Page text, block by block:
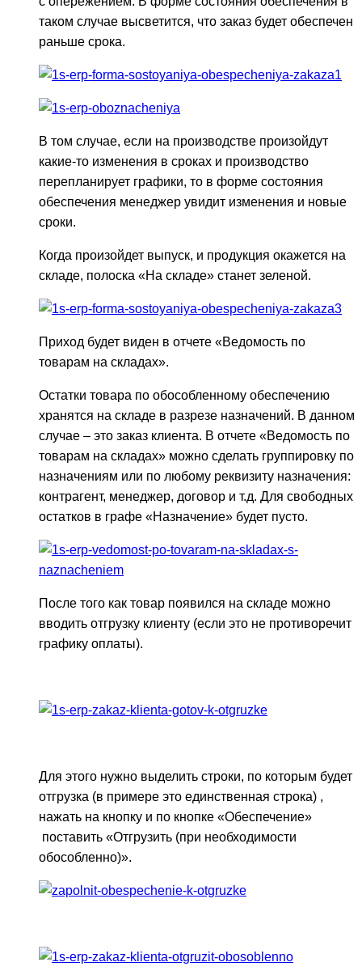
таком случае высветится, что заказ будет обеспечен
раньше срока.
В том случае, если на производстве произойдут
какие-то изменения в сроках и производство
перепланирует графики, то в форме состояния
обеспечения менеджер увидит изменения и новые
сроки.
Когда произойдет выпуск, и продукция окажется на
складе, полоска «На складе» станет зеленой.
Приход будет виден в отчете «Ведомость по
товарам на складах».
Остатки товара по обособленному обеспечению
хранятся на складе в разрезе назначений. В данном
случае – это заказ клиента. В отчете «Ведомость по
товарам на складах» можно сделать группировку по
назначениям или по любому реквизиту назначения:
контрагент, менеджер, договор и т.д. Для свободных
остатков в графе «Назначение» будет пусто.
После того как товар появился на складе можно
вводить отгрузку клиенту (если это не противоречит
графику оплаты).
Для этого нужно выделить строки, по которым будет
отгрузка (в примере это единственная строка) ,
нажать на кнопку и по кнопке «Обеспечение»
поставить «Отгрузить (при необходимости
обособленно)».